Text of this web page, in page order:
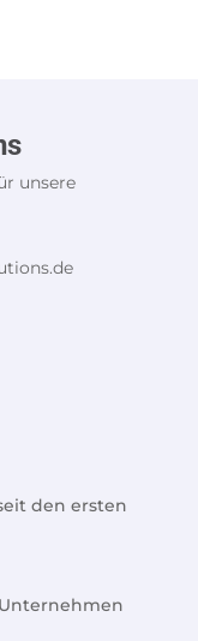
unsere
den ersten